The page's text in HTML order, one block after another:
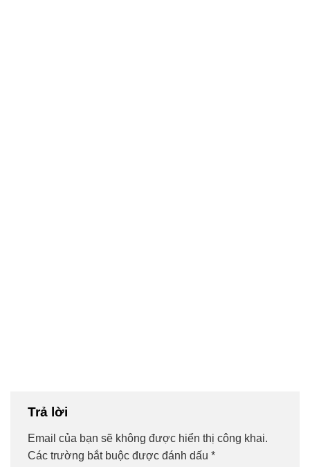
Trả lời
Email của bạn sẽ không được hiển thị công khai.
Các trường bắt buộc được đánh dấu *